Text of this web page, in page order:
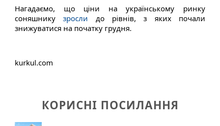
Нагадаємо, що ціни на українському ринку
соняшникузросли до рівнів, з яких почали
знижуватися на початку грудня.
kurkul.com
КОРИСНІ ПОСИЛАННЯ